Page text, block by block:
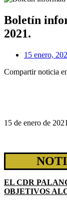
Boletín
2021.
15 enero,
Compartir noticia
15 de enero de
EL CDR
OBJETIVOS